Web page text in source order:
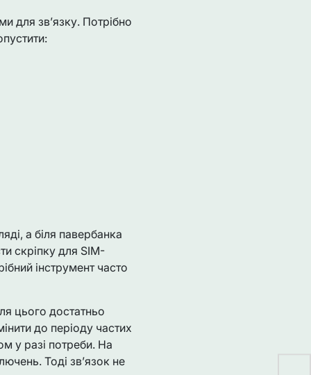
для зв’язку. Потрібно
а біля павербанка
скріпку для SIM-
інструмент часто
цього достатньо
до періоду частих
у разі потреби. На
Тоді зв’язок не